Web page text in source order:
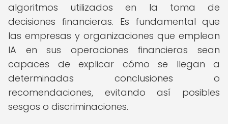
algoritmos utilizados en la toma de
decisiones financieras. Es fundamental que
las empresas y organizaciones que emplean
IA en sus operaciones financieras sean
capaces de explicar cómo se llegan a
determinadas conclusiones o
recomendaciones, evitando así posibles
sesgos o discriminaciones.